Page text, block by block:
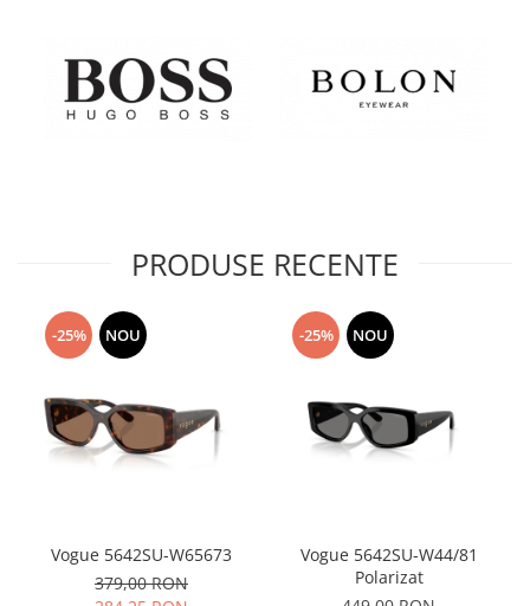
PRODUSE RECENTE
-25% NOU
Vogue 5642SU-W65673
379,00 RON
-25% NOU
Vogue 5642SU-W44/81
Polarizat